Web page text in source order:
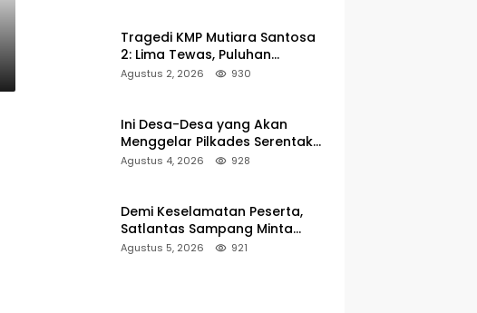
Tragedi KMP Mutiara Santosa
2: Lima Tewas, Puluhan
Penumpang Masih Dalam
Agustus 2, 2026 930
Ini Desa-Desa yang Akan
Menggelar Pilkades Serentak
2027 di Kabupaten Sumenep
Agustus 4, 2026 928
Demi Keselamatan Peserta,
Satlantas Sampang Minta
Latihan Gerak Jalan Pindah ke
Agustus 5, 2026 921